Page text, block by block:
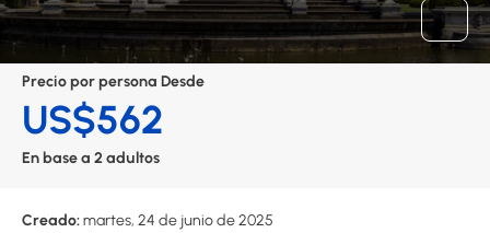
Precio por persona Desde
US$562
En base a 2 adultos
Creado:martes, 24 de junio de 2025